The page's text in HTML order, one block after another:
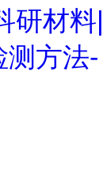
研材料|
测方法-